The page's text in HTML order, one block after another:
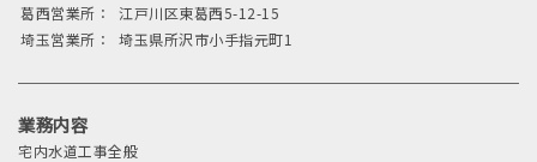
葛西営業所：
江戸川区東葛西5-12-15
埼玉営業所：
埼玉県所沢市小手指元町1
業務内容
宅内水道工事全般